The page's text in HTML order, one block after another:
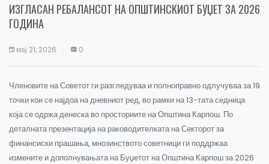
ИЗГЛАСАН РЕБАЛАНСОТ НА ОПШТИНСКИОТ БУЏЕТ ЗА 2026
ГОДИНА
мај 21, 2026 0
Членовите на Советот ги разгледуваа и полноправно одлучуваа за 19
точки кои се најдоа на дневниот ред, во рамки на 13-тата седница
која се одржа денеска во просториите на Општина Карпош. По
деталната презентација на раководителката на Секторот за
финансиски прашања, мнозинството советници ги поддржаа
измените и дополнувањата на Буџетот на Општина Карпош за 2026